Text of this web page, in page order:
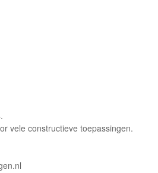
vele constructieve toepassingen.